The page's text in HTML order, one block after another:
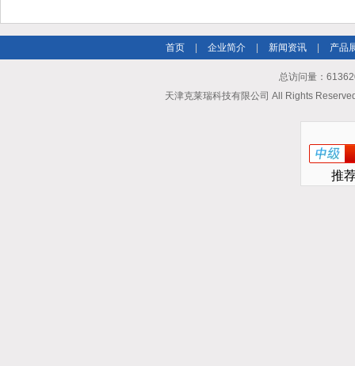
首页 企业简介 新闻资讯 产品
总访问量：
天津克莱瑞科技有限公司 All Rights
推